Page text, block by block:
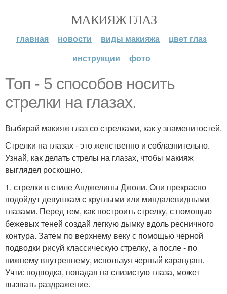
МАКИЯЖ ГЛАЗ
главная новости виды макияжа
цвет глаз
инструкции
фото
Топ - 5 способов носить
стрелки на глазах.
Выбирай макияж глаз со стрелками, как у знаменитостей.
Стрелки на глазах - это женственно и соблазнительно.
Узнай, как делать стрелы на глазах, чтобы макияж
выглядел роскошно.
1. стрелки в стиле Анджелины Джоли. Они прекрасно
подойдут девушкам с круглыми или миндалевидными
глазами. Перед тем, как построить стрелку, с помощью
бежевых теней создай легкую дымку вдоль ресничного
контура. Затем по верхнему веку с помощью черной
подводки рисуй классическую стрелку, а после - по
нижнему внутреннему, используя черный карандаш.
Учти: подводка, попадая на слизистую глаза, может
вызвать раздражение.